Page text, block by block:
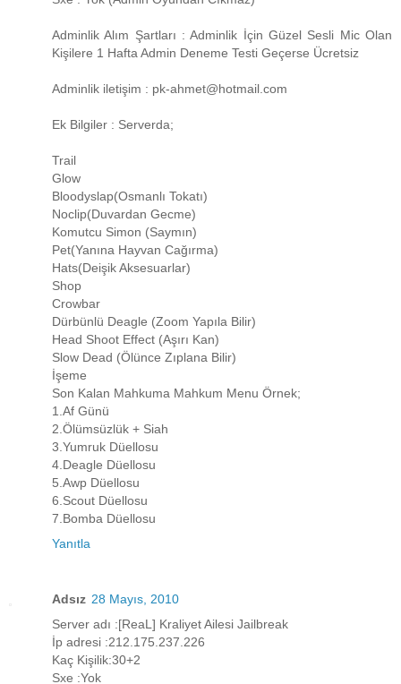
Adminlik Alım Şartları : Adminlik İçin Güzel Sesli Mic Olan
Kişilere 1 Hafta Admin Deneme Testi Geçerse Ücretsiz
Adminlik iletişim : pk-ahmet@hotmail.com
Ek Bilgiler : Serverda;
Trail
Glow
Bloodyslap(Osmanlı Tokatı)
Noclip(Duvardan Gecme)
Komutcu Simon (Saymın)
Pet(Yanına Hayvan Cağırma)
Hats(Deişik Aksesuarlar)
Shop
Crowbar
Dürbünlü Deagle (Zoom Yapıla Bilir)
Head Shoot Effect (Aşırı Kan)
Slow Dead (Ölünce Zıplana Bilir)
İşeme
Son Kalan Mahkuma Mahkum Menu Örnek;
1.Af Günü
2.Ölümsüzlük + Siah
3.Yumruk Düellosu
4.Deagle Düellosu
5.Awp Düellosu
6.Scout Düellosu
7.Bomba Düellosu
Yanıtla
Adsız 28 Mayıs, 2010
Server adı :[ReaL] Kraliyet Ailesi Jailbreak
İp adresi :212.175.237.226
Kaç Kişilik:30+2
Sxe :Yok